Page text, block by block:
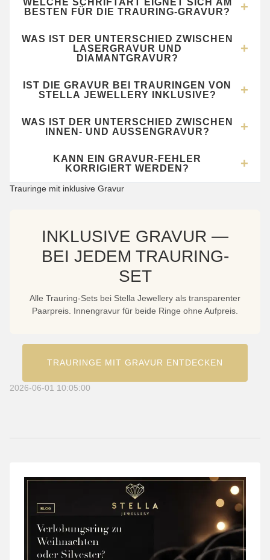
BESTEN FÜR DIE TRAURING-GRAVUR?
WAS IST DER UNTERSCHIED ZWISCHEN
LASERGRAVUR UND
DIAMANTGRAVUR?
IST DIE GRAVUR BEI TRAURINGEN VON
STELLA JEWELLERY INKLUSIVE?
WAS IST DER UNTERSCHIED ZWISCHEN
INNEN- UND AUSSENGRAVUR?
KANN EIN GRAVUR-FEHLER
KORRIGIERT WERDEN?
Trauringe mit inklusive Gravur
INKLUSIVE GRAVUR —
BEI JEDEM TRAURING-
SET
Alle Trauring-Sets bei Stella Jewellery als transparenter
Paarpreis. Innengravur für beide Ringe ohne Aufpreis.
TRAURINGE MIT GRAVUR ENTDECKEN
2026-06-01 10:05:00